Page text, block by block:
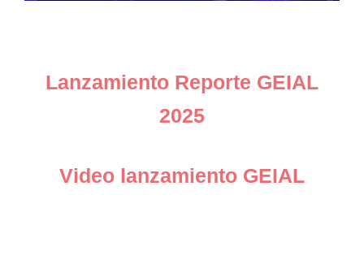
Lanzamiento Reporte GEIAL
2025
Video lanzamiento GEIAL